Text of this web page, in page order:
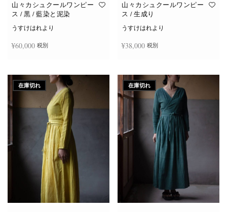
山々カシュクールワンピー
ス / 黒 / 藍染と泥染
うすけはれより
¥60,000 税別
山々カシュクールワンピー
ス / 生成り
うすけはれより
¥38,000 税別
在庫切れ 在庫切れ